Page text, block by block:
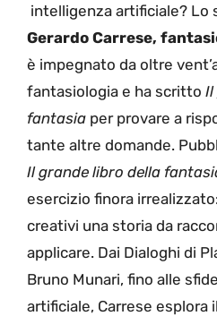
intelligenza artificiale? Lo
Gerardo Carrese,
è impegnato da oltre
fantasiologia e ha scritto Il
fantasia per provare a
tante altre domande.
Il grande libro della
esercizio finora
creativi una storia da
applicare. Dai Dialoghi di
Bruno Munari, fino alle
artificiale, Carrese esplora